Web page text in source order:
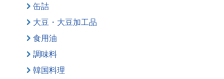
缶詰
大豆・大豆加工品
食用油
調味料
韓国料理